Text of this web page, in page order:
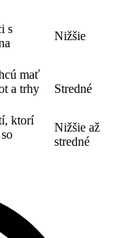
s
Nižšie
mať
a trhy
Stredné
ktorí
Nižšie až
stredné